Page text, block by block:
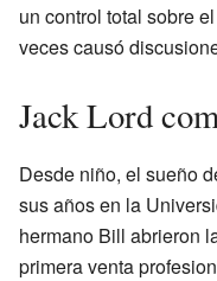
un control total sobre
veces causó
Jack Lord
Desde niño, el sueño
sus años en la
hermano Bill abrieron
primera venta